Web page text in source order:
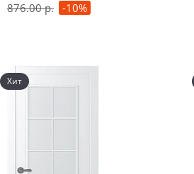
876.00 р. -10%
Хит